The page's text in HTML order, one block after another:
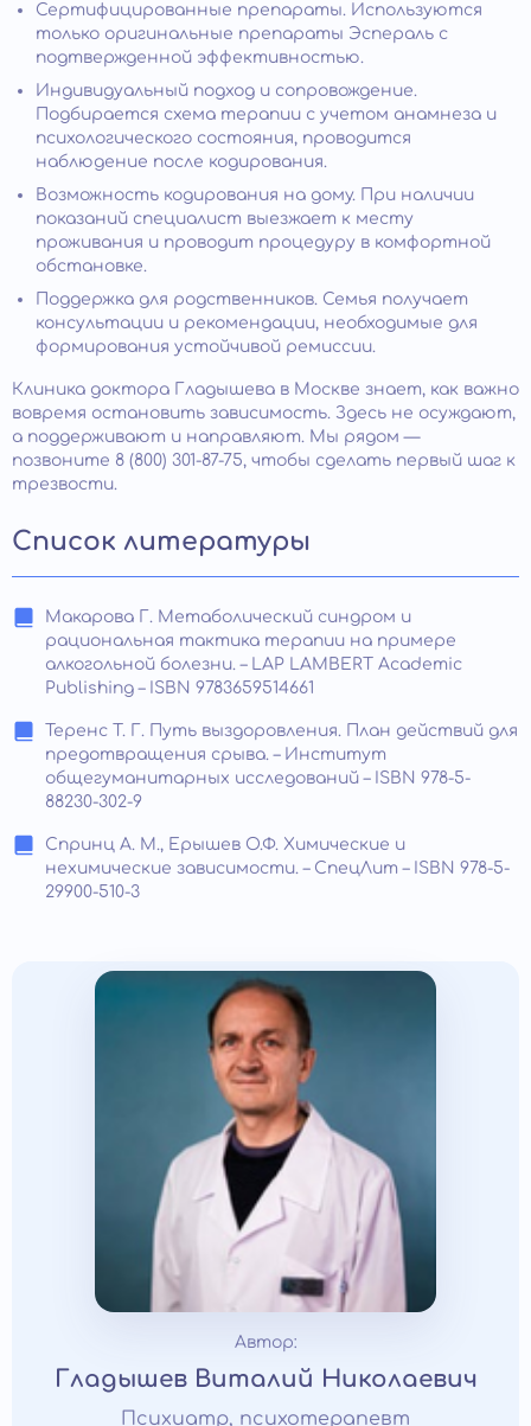
Сертифицированные препараты. Используются
только оригинальные препараты Эспераль с
подтвержденной эффективностью.
Индивидуальный подход и сопровождение.
Подбирается схема терапии с учетом анамнеза и
психологического состояния, проводится
наблюдение после кодирования.
Возможность кодирования на дому. При наличии
показаний специалист выезжает к месту
проживания и проводит процедуру в комфортной
обстановке.
Поддержка для родственников. Семья получает
консультации и рекомендации, необходимые для
формирования устойчивой ремиссии.
Клиника доктора Гладышева в Москве знает, как важно
вовремя остановить зависимость. Здесь не осуждают,
а поддерживают и направляют. Мы рядом —
позвоните 8 (800) 301-87-75, чтобы сделать первый шаг к
трезвости.
Список литературы
Макарова Г. Метаболический синдром и
рациональная тактика терапии на примере
алкогольной болезни. – LAP LAMBERT Academic
Publishing – ISBN 9783659514661
Теренс Т. Г. Путь выздоровления. План действий для
предотвращения срыва. – Институт
общегуманитарных исследований – ISBN 978-5-
88230-302-9
Спринц А. М., Ерышев О.Ф. Химические и
нехимические зависимости. – СпецЛит – ISBN 978-5-
29900-510-3
Автор:
Гладышев Виталий Николаевич
Психиатр, психотерапевт